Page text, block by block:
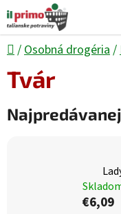
Prejsť na obsah
Domov
/ Osobná drogéria /
Tvár
€6,09